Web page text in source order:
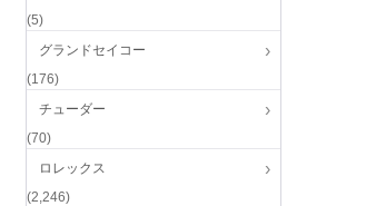
(5)
グランドセイコー
(176)
チューダー
(70)
ロレックス
(2,246)